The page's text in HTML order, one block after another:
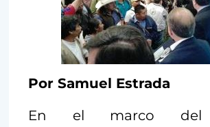
Por Samuel Estrada
En el marco del